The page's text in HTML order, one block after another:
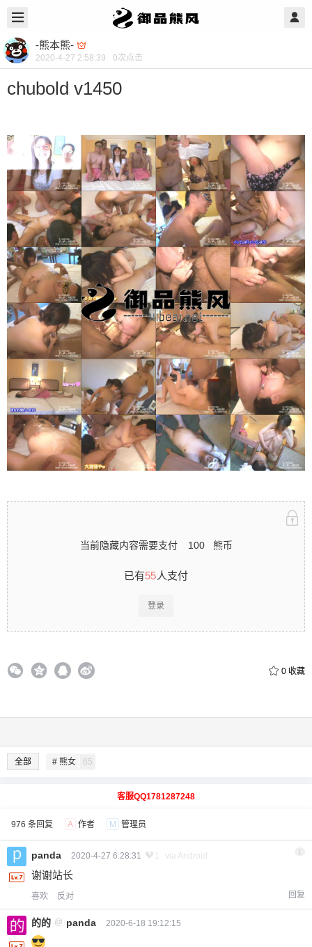
-熊本熊-
2020-4-27 2:58:39 0次点击
chubold v1450
当前隐藏内容需要支付 100 熊币
已有55人支付
登录
0 收藏
全部 # 熊女 65
客服QQ1781287248
976 条回复 A 作者 M 管理员
panda 2020-4-27 6:28:31 1 via Android
谢谢站长
喜欢 反对 回复
的的 @ panda 2020-6-18 19:12:15